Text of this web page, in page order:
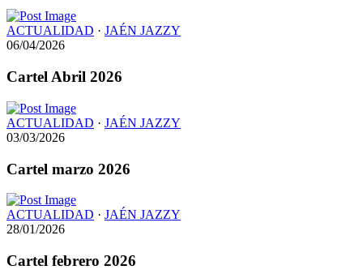
ACTUALIDAD · JAÉN JAZZY
06/04/2026
Cartel Abril 2026
ACTUALIDAD · JAÉN JAZZY
03/03/2026
Cartel marzo 2026
ACTUALIDAD · JAÉN JAZZY
28/01/2026
Cartel febrero 2026